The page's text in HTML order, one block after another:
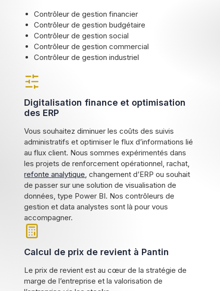
Contrôleur de gestion financier
Contrôleur de gestion budgétaire
Contrôleur de gestion social
Contrôleur de gestion commercial
Contrôleur de gestion industriel
Digitalisation finance et optimisation
des ERP
Vous souhaitez diminuer les coûts des suivis
administratifs et optimiser le flux d’informations lié
au flux client. Nous sommes expérimentés dans
les projets de renforcement opérationnel, rachat,
refonte analytique, changement d’ERP ou souhait
de passer sur une solution de visualisation de
données, type Power BI. Nos contrôleurs de
gestion et data analystes sont là pour vous
accompagner.
Calcul de prix de revient à Pantin
Le prix de revient est au cœur de la stratégie de
marge de l’entreprise et la valorisation de